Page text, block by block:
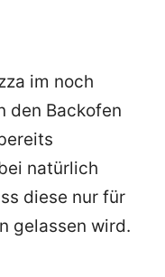
im noch
den Backofen
natürlich
diese nur für
gelassen wird.